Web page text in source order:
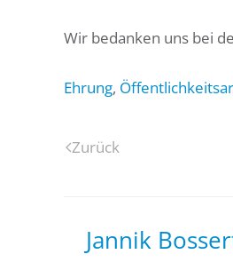
Wir bedanken uns bei
Ehrung,
Zurück
Jannik